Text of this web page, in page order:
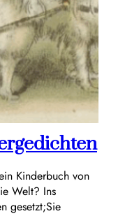
Kinderbuch von
Welt? Ins
gesetzt;Sie